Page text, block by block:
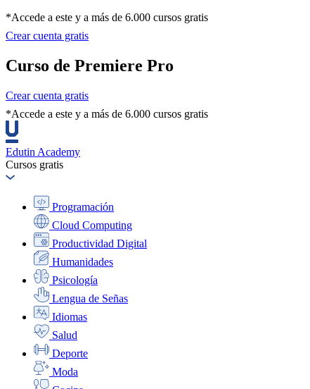
*Accede a este y a más de 6.000 cursos gratis
Crear cuenta gratis
Curso de Premiere Pro
Crear cuenta gratis
*Accede a este y a más de 6.000 cursos gratis
Edutin Academy
Cursos gratis
Programación
Cloud Computing
Productividad Digital
Humanidades
Psicología
Lengua de Señas
Idiomas
Salud
Deporte
Moda